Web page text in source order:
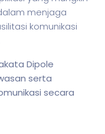
menjaga
komunikasi
Dipole
serta
secara